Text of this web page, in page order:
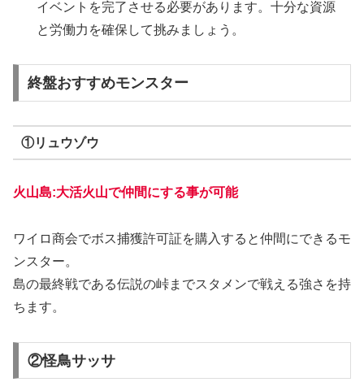
イベントを完了させる必要があります。十分な資源
と労働力を確保して挑みましょう。
終盤おすすめモンスター
①リュウゾウ
火山島:大活火山で仲間にする事が可能
ワイロ商会でボス捕獲許可証を購入すると仲間にできるモ
ンスター。
島の最終戦である伝説の峠までスタメンで戦える強さを持
ちます。
②怪鳥サッサ